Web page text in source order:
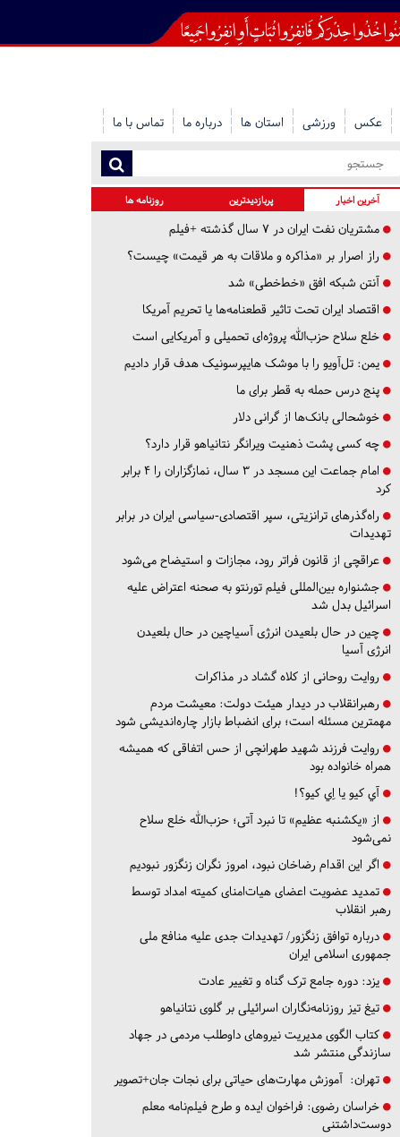
عکس ورزشی استان ها درباره ما تماس با ما
آخرین اخبار پربازدیدترین روزنامه ها
مشتریان نفت ایران در ۷ سال گذشته +فیلم
راز اصرار بر «مذاکره و ملاقات به هر قیمت» چیست؟
آنتن شبکه افق «خط‌خطی» شد
اقتصاد ایران تحت تاثیر قطعنامه‌ها یا تحریم‌ آمریکا
خلع سلاح حزب‌الله پروژه‌ای تحمیلی و آمریکایی است
یمن: تل‌آویو را با موشک هایپرسونیک هدف قرار دادیم
پنج درس‌ حمله به قطر برای ما
خوشحالی بانک‌ها از گرانی دلار
چه کسی پشت ذهنیت ویرانگر نتانیاهو قرار دارد؟
امام جماعت این مسجد در ۳ سال، نمازگزاران را ۴ برابر
کرد
راه‌گذرهای ترانزیتی، سپر اقتصادی-سیاسی ایران در برابر
تهدیدات
عراقچی از قانون فراتر رود، مجازات و استیضاح می‌شود
جشنواره بین‌المللی فیلم تورنتو به صحنه اعتراض علیه
اسرائیل بدل شد
چین در حال بلعیدن انرژی آسیاچین در حال بلعیدن
انرژی آسیا
روایت روحانی از کلاه گشاد در مذاکرات
رهبرانقلاب در دیدار هیئت دولت: معیشت مردم
مهمترین مسئله است؛ برای انضباط بازار چاره‌اندیشی شود
روایت فرزند شهید طهرانچی از حس اتفاقی که همیشه
همراه خانواده بود
آي كيو يا اِي كيو؟!
از «یکشنبه عظیم» تا نبرد آتی؛ حزب‌الله خلع سلاح
نمی‌شود
اگر این اقدام رضاخان نبود، امروز نگران زنگزور نبودیم
تمدید عضویت اعضای هیات‌امنای کمیته امداد توسط
رهبر انقلاب
درباره توافق زنگزور/ تهدیدات جدی علیه منافع ملی
جمهوری اسلامی ایران
یزد: دوره جامع ترک گناه و تغییر عادت
تیغ تیز روزنامه‌نگاران اسرائیلی بر گلوی نتانیاهو
کتاب الگوی مدیریت نیروهای داوطلب مردمی در جهاد
سازندگی منتشر شد
تهران: آموزش مهارت‌های حیاتی برای نجات جان+تصویر
خراسان رضوی: فراخوان ایده و طرح فیلم‌نامه معلم
دوست‌داشتنی